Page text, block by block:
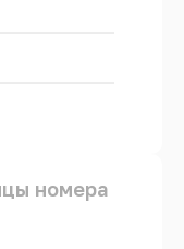
номера